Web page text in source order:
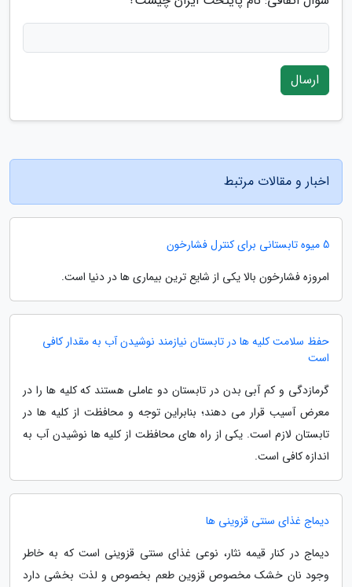
ارسال
اخبار و مقالات مرتبط
5 میوه تابستانی برای کنترل فشارخون
امروزه فشارخون بالا یکی از شایع ترین بیماری ها در دنیا است.
حفظ سلامت کلیه ها در تابستان نیازمند نوشیدن آب به مقدار کافی
است
گرمازدگی و کم آبی بدن در تابستان دو عاملی هستند که کلیه ها را در
معرض آسیب قرار می دهند؛ بنابراین توجه و محافظت از کلیه ها در
تابستان لازم است. یکی از راه های محافظت از کلیه ها نوشیدن آب به
اندازه کافی است.
دیماج غذای سنتی قزوینی ها
دیماج در کنار قیمه نثار، نوعی غذای سنتی قزوینی است که به خاطر
وجود نان خشک مخصوص قزوین طعم بخصوص و لذت بخشی دارد